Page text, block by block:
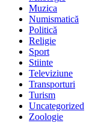
Muzica
Numismatică
Politică
Religie
Sport
Stiinte
Televiziune
Transporturi
Turism
Uncategorized
Zoologie